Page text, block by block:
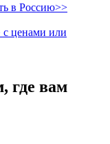
в Россию>>
с ценами или
где вам